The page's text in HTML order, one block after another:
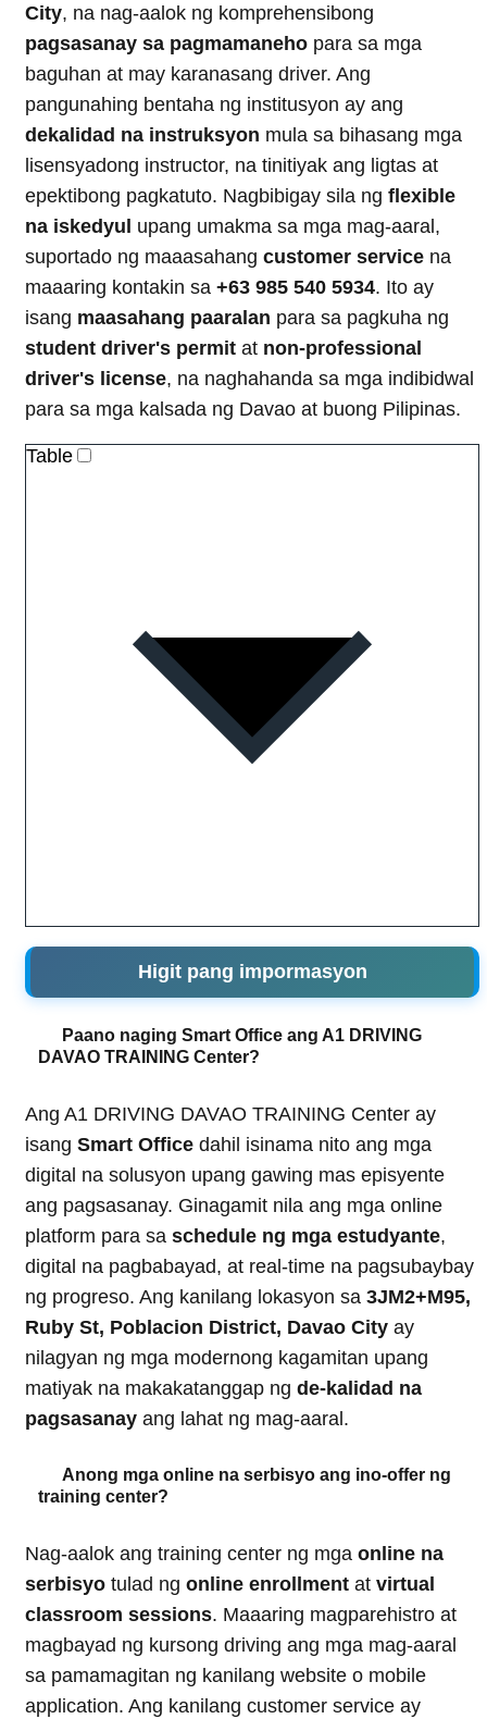
City, na nag-aalok ng komprehensibong
pagsasanay sa pagmamaneho para sa mga
baguhan at may karanasang driver. Ang
pangunahing bentaha ng institusyon ay ang
dekalidad na instruksyon mula sa bihasang mga
lisensyadong instructor, na tinitiyak ang ligtas at
epektibong pagkatuto. Nagbibigay sila ng flexible
na iskedyul upang umakma sa mga mag-aaral,
suportado ng maaasahang customer service na
maaaring kontakin sa +63 985 540 5934. Ito ay
isang maasahang paaralan para sa pagkuha ng
student driver's permit at non-professional
driver's license, na naghahanda sa mga indibidwal
para sa mga kalsada ng Davao at buong Pilipinas.
Table
Higit pang impormasyon
Paano naging Smart Office ang A1 DRIVING
DAVAO TRAINING Center?
Ang A1 DRIVING DAVAO TRAINING Center ay
isang Smart Office dahil isinama nito ang mga
digital na solusyon upang gawing mas episyente
ang pagsasanay. Ginagamit nila ang mga online
platform para sa schedule ng mga estudyante,
digital na pagbabayad, at real-time na pagsubaybay
ng progreso. Ang kanilang lokasyon sa 3JM2+M95,
Ruby St, Poblacion District, Davao City ay
nilagyan ng mga modernong kagamitan upang
matiyak na makakatanggap ng de-kalidad na
pagsasanay ang lahat ng mag-aaral.
Anong mga online na serbisyo ang ino-offer ng
training center?
Nag-aalok ang training center ng mga online na
serbisyo tulad ng online enrollment at virtual
classroom sessions. Maaaring magparehistro at
magbayad ng kursong driving ang mga mag-aaral
sa pamamagitan ng kanilang website o mobile
application. Ang kanilang customer service ay